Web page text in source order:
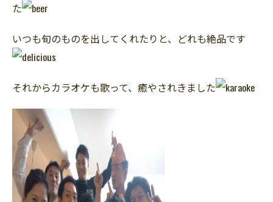
た
いつも旬のものを出してくれたりと、どれも絶品です
それからカラオケも歌って、癒やされきました